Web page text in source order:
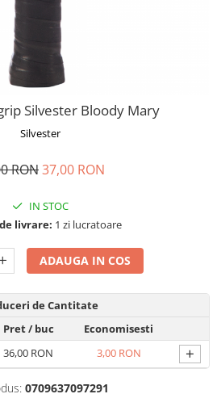
Silvester Bloody Mary
Silvester
RON37,00 RON
IN STOC
livrare: 1 zi lucratoare
ADAUGA IN COS
de Cantitate
Pret/ buc
Economisesti
36,00 RON 3,00 RON +
0709637097291